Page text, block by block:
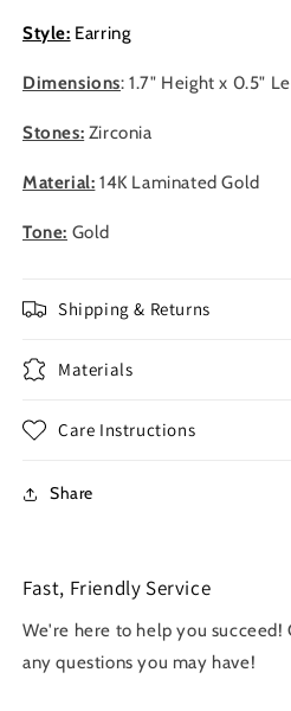
Style: Earring
Dimensions: 1.7" Height x 0.5"
Stones: Zirconia
Material: 14K Laminated Gold
Tone: Gold
Shipping & Returns
Materials
Care Instructions
Share
Fast, Friendly Service
We're here to help you
any questions you may have!